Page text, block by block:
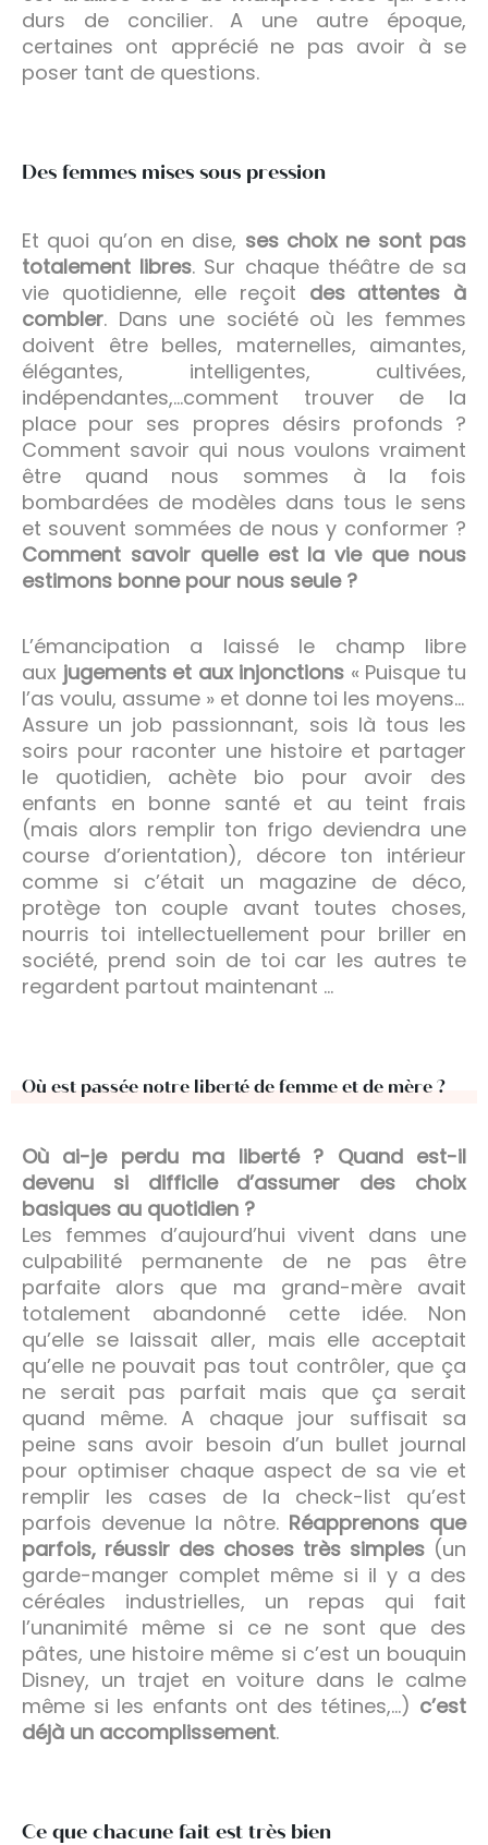
durs de concilier. A une autre époque,
certaines ont apprécié ne pas avoir à se
poser tant de questions.
Des femmes mises sous pression
Et quoi qu’on en dise, ses choix ne sont pas
totalement libres. Sur chaque théâtre de sa
vie quotidienne, elle reçoit des attentes à
combler. Dans une société où les femmes
doivent être belles, maternelles, aimantes,
élégantes, intelligentes, cultivées,
indépendantes,…comment trouver de la
place pour ses propres désirs profonds ?
Comment savoir qui nous voulons vraiment
être quand nous sommes à la fois
bombardées de modèles dans tous le sens
et souvent sommées de nous y conformer ?
Comment savoir quelle est la vie que nous
estimons bonne pour nous seule ?
L’émancipation a laissé le champ libre
aux jugements et aux injonctions « Puisque tu
l’as voulu, assume » et donne toi les moyens…
Assure un job passionnant, sois là tous les
soirs pour raconter une histoire et partager
le quotidien, achète bio pour avoir des
enfants en bonne santé et au teint frais
(mais alors remplir ton frigo deviendra une
course d’orientation), décore ton intérieur
comme si c’était un magazine de déco,
protège ton couple avant toutes choses,
nourris toi intellectuellement pour briller en
société, prend soin de toi car les autres te
regardent partout maintenant …
Où est passée notre liberté de femme et de mère ?
Où ai-je perdu ma liberté ? Quand est-il
devenu si difficile d’assumer des choix
basiques au quotidien ?
Les femmes d’aujourd’hui vivent dans une
culpabilité permanente de ne pas être
parfaite alors que ma grand-mère avait
totalement abandonné cette idée. Non
qu’elle se laissait aller, mais elle acceptait
qu’elle ne pouvait pas tout contrôler, que ça
ne serait pas parfait mais que ça serait
quand même. A chaque jour suffisait sa
peine sans avoir besoin d’un bullet journal
pour optimiser chaque aspect de sa vie et
remplir les cases de la check-list qu’est
parfois devenue la nôtre. Réapprenons que
parfois, réussir des choses très simples (un
garde-manger complet même si il y a des
céréales industrielles, un repas qui fait
l’unanimité même si ce ne sont que des
pâtes, une histoire même si c’est un bouquin
Disney, un trajet en voiture dans le calme
même si les enfants ont des tétines,…) c’est
déjà un accomplissement.
Ce que chacune fait est très bien